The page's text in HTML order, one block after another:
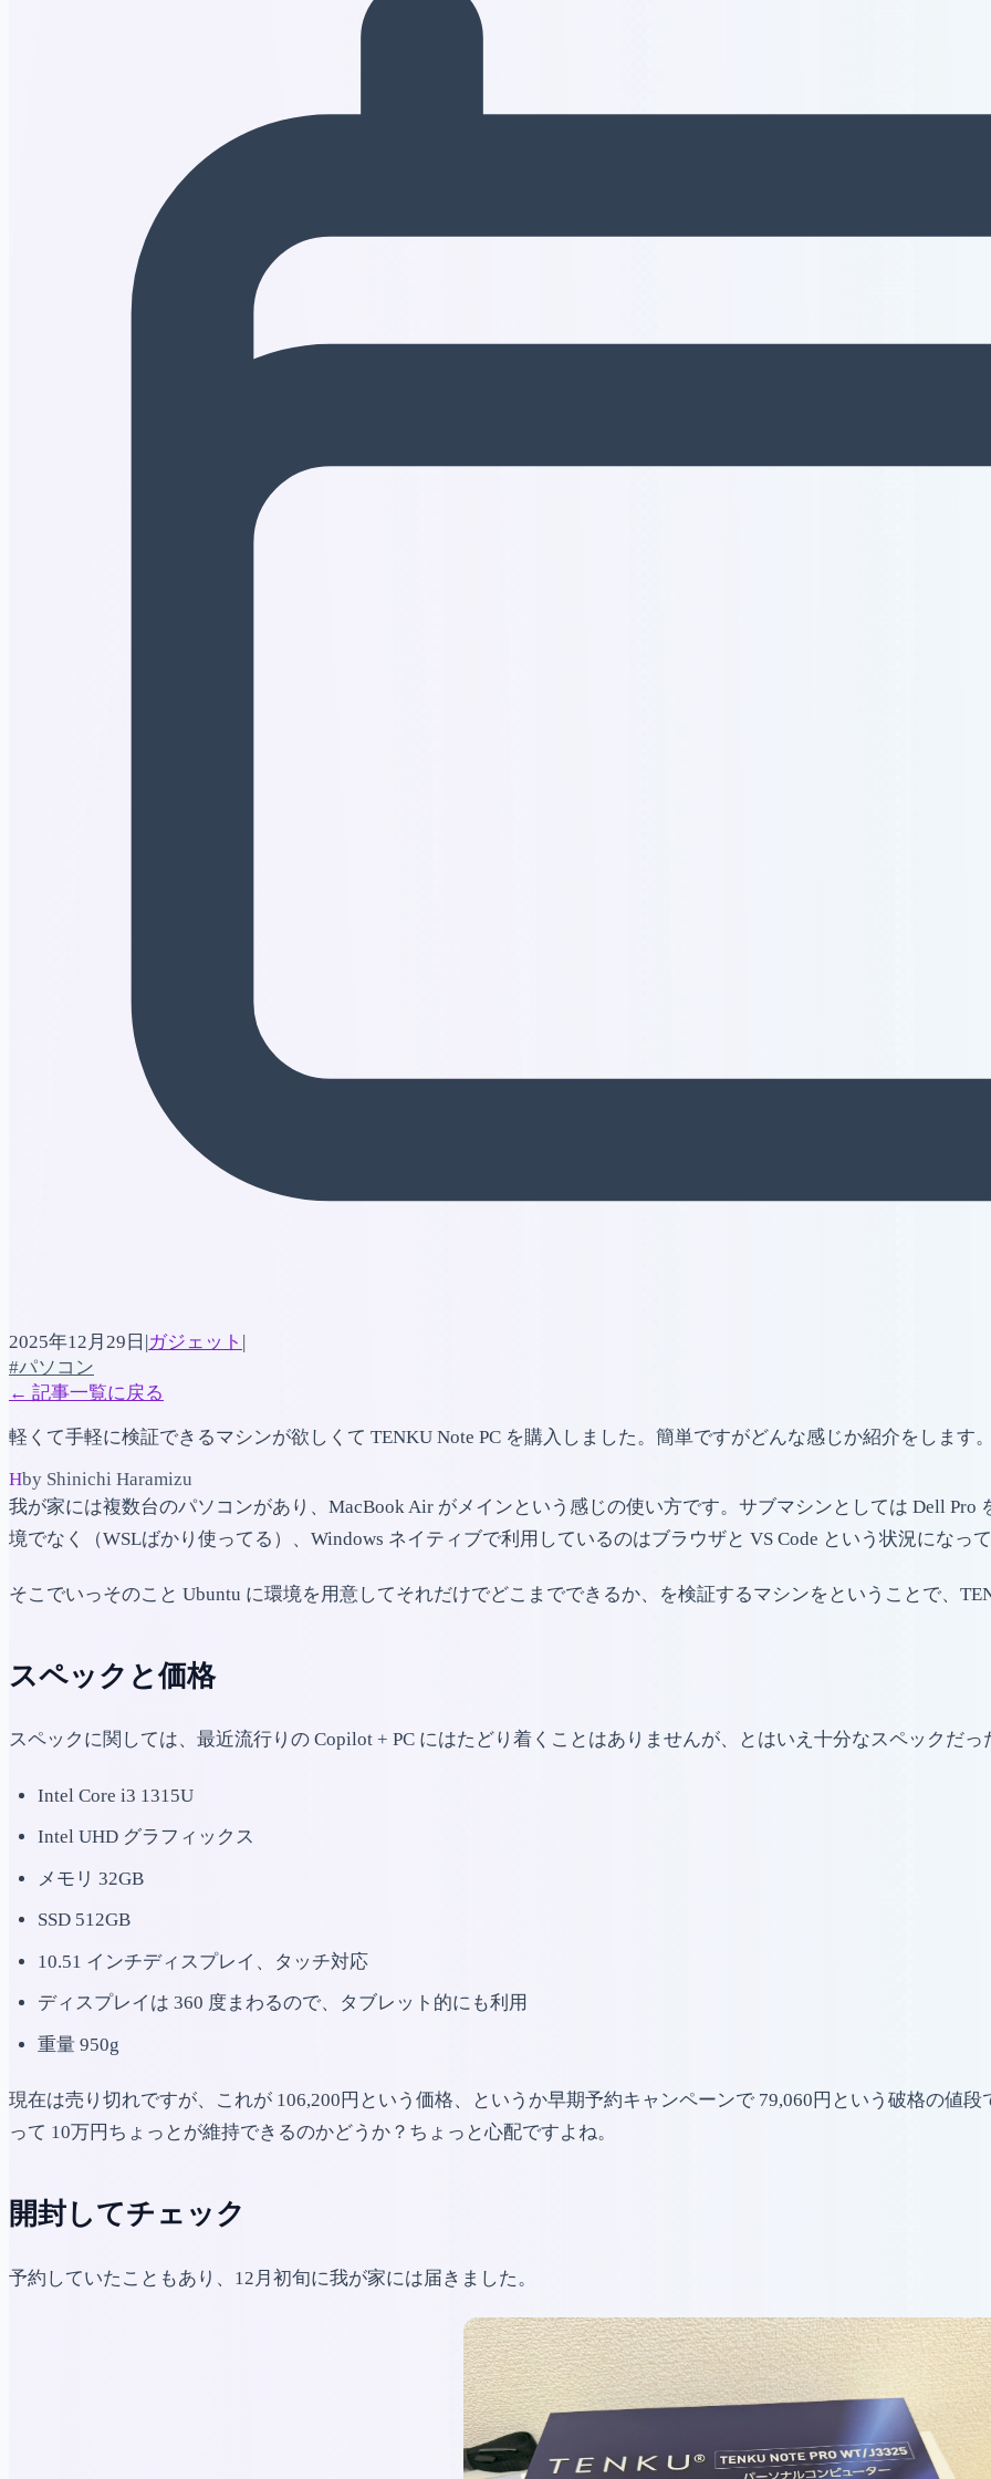
2025年12月29日 |ガジェット |
#パソコン
← 記事一覧に戻る
軽くて手軽に検証できるマシンが欲しくて TENKU Note PC を購入しました。簡単ですがどんな感じか紹介をします
Hby Shinichi Haramizu
我が家には複数台のパソコンがあり、MacBook Air がメインという感じの使い方です。サブマシンとしては Dell Pro
境でなく（WSLばかり使ってる）、Windows ネイティブで利用しているのはブラウザと VS Code という状況になっ
そこでいっそのこと Ubuntu に環境を用意してそれだけでどこまでできるか、を検証するマシンをということで、
スペックと価格
スペックに関しては、最近流行りの Copilot + PC にはたどり着くことはありませんが、とはいえ十分なスペックだっ
Intel Core i3 1315U
Intel UHD グラフィックス
メモリ 32GB
SSD 512GB
10.51 インチディスプレイ、タッチ対応
ディスプレイは 360 度まわるので、タブレット的にも利用
重量 950g
現在は売り切れですが、これが 106,200円という価格、というか早期予約キャンペーンで 79,060円という破格の値
って 10万円ちょっとが維持できるのかどうか？ちょっと心配ですよね。
開封してチェック
予約していたこともあり、12月初旬に我が家には届きました。